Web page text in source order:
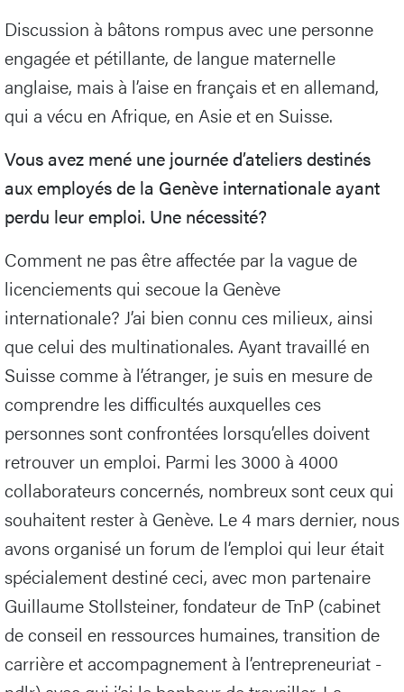
Discussion à bâtons rompus avec une personne
engagée et pétillante, de langue maternelle
anglaise, mais à l’aise en français et en allemand,
qui a vécu en Afrique, en Asie et en Suisse.
Vous avez mené une journée d’ateliers destinés
aux employés de la Genève internationale ayant
perdu leur emploi. Une nécessité?
Comment ne pas être affectée par la vague de
licenciements qui secoue la Genève
internationale? J’ai bien connu ces milieux, ainsi
que celui des multinationales. Ayant travaillé en
Suisse comme à l’étranger, je suis en mesure de
comprendre les difficultés auxquelles ces
personnes sont confrontées lorsqu’elles doivent
retrouver un emploi. Parmi les 3000 à 4000
collaborateurs concernés, nombreux sont ceux qui
souhaitent rester à Genève. Le 4 mars dernier, nous
avons organisé un forum de l’emploi qui leur était
spécialement destiné ceci, avec mon partenaire
Guillaume Stollsteiner, fondateur de TnP (cabinet
de conseil en ressources humaines, transition de
carrière et accompagnement à l’entrepreneuriat -